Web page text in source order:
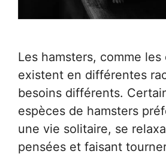
Les hamsters, comme les
existent en différentes
besoins différents.
espèces de hamsters
une vie solitaire, se
pensées et faisant